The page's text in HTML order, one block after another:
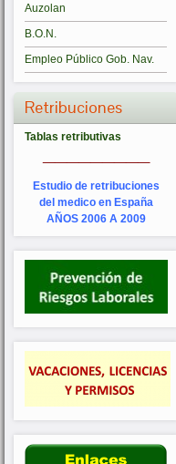
Auzolan
B.O.N.
Empleo Público Gob. Nav.
Retribuciones
Tablas retributivas
Estudio de retribuciones
del medico en España
AÑOS 2006 A 2009